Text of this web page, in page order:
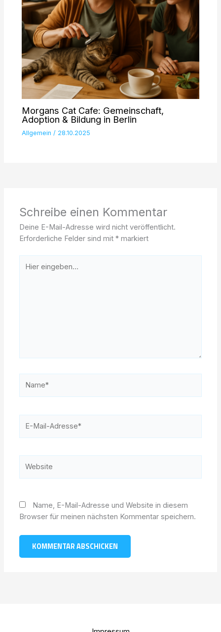
Morgans Cat Cafe: Gemeinschaft,
Adoption & Bildung in Berlin
Allgemein / 28.10.2025
Schreibe einen Kommentar
Deine E-Mail-Adresse wird nicht veröffentlicht.
Erforderliche Felder sind mit* markiert
eingeben…
Mail-
Name, E-Mail-Adresse und Website in diesem
Browser für meinen nächsten Kommentar speichern.